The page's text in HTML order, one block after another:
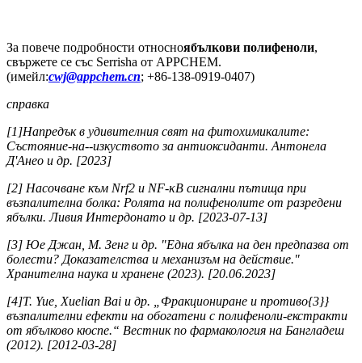
За повече подробности относноябълкови полифеноли,
свържете се със Serrisha от APPCHEM.
(имейл:cwj@appchem.cn; +86-138-0919-0407)
справка
[1]Напредък в удивителния свят на фитохимикалите:
Състояние-на--изкуството за антиоксиданти. Антонела
Д'Анео и др. [2023]
[2] Насочване към Nrf2 и NF-κB сигнални пътища при
възпалителна болка: Ролята на полифенолите от разредени
ябълки. Ливия Интердонато и др. [2023-07-13]
[3] Юе Джан, М. Зенг и др. "Една ябълка на ден предпазва от
болести? Доказателства и механизъм на действие."
Хранителна наука и хранене (2023). [20.06.2023]
[4]Т. Yue, Xuelian Bai и др. „Фракциониране и противо{3}}
възпалителни ефекти на обогатени с полифеноли-екстракти
от ябълково кюспе.“ Вестник по фармакология на Бангладеш
(2012). [2012-03-28]